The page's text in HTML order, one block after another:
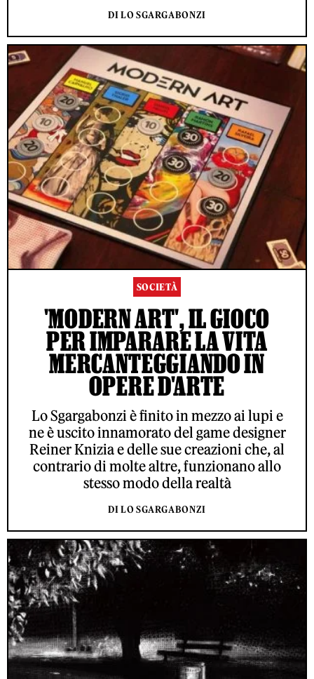
DI LO SGARGABONZI
SOCIETÀ
'MODERN ART', IL GIOCO
PER IMPARARE LA VITA
MERCANTEGGIANDO IN
OPERE D'ARTE
Lo Sgargabonzi è finito in mezzo ai lupi e
ne è uscito innamorato del game designer
Reiner Knizia e delle sue creazioni che, al
contrario di molte altre, funzionano allo
stesso modo della realtà
DI LO SGARGABONZI